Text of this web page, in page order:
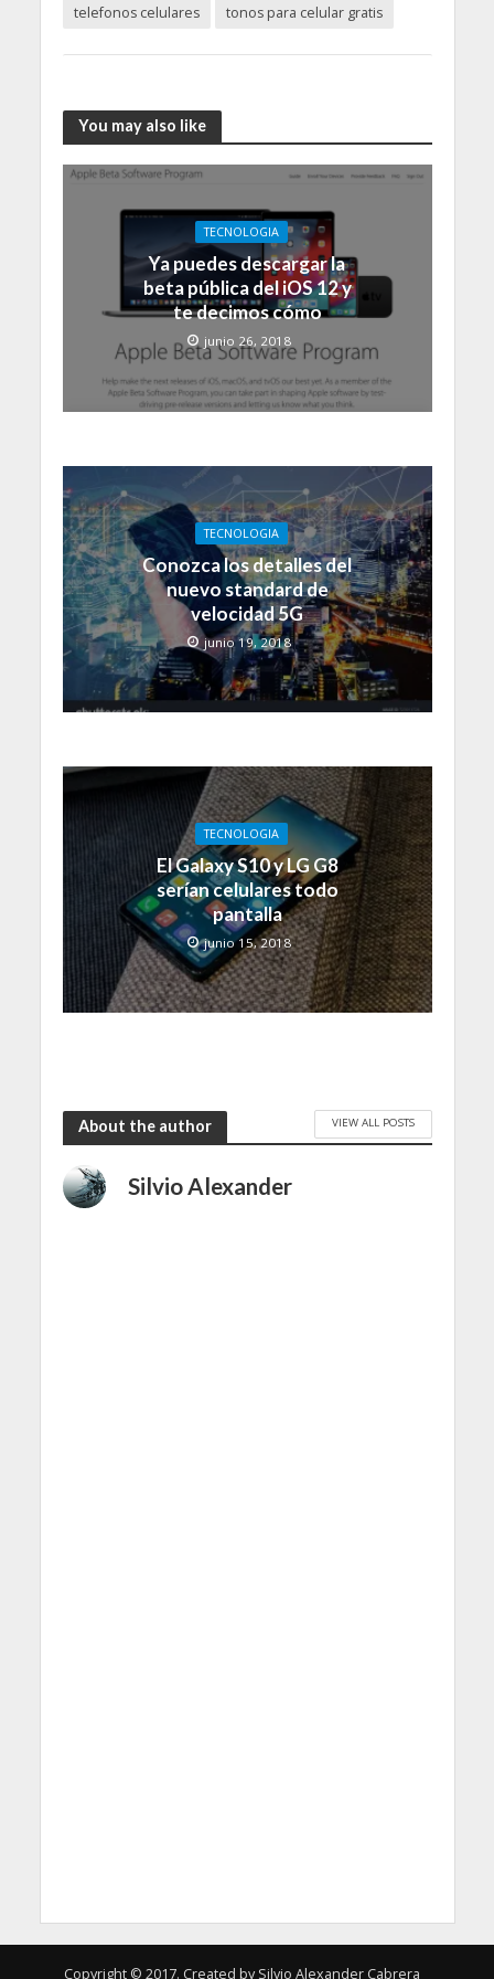
telefonos celulares tonos para celular gratis
You may also like
TECNOLOGIA
Ya puedes descargar la
beta pública del iOS 12 y
te decimos cómo
junio 26, 2018
TECNOLOGIA
Conozca los detalles del
nuevo standard de
velocidad 5G
junio 19, 2018
TECNOLOGIA
El Galaxy S10 y LG G8
serían celulares todo
pantalla
junio 15, 2018
About the author VIEW ALL POSTS
Silvio Alexander
Copyright © 2017. Created by Silvio Alexander Cabrera